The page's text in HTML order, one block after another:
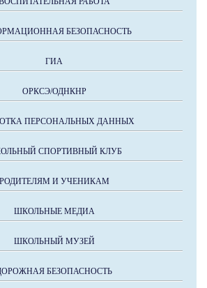
БЕЗОПАСНОСТЬ
ГИА
ОРКСЭ/ОДНКНР
ПЕРСОНАЛЬНЫХ ДАННЫХ
СПОРТИВНЫЙ КЛУБ
РОДИТЕЛЯМ И УЧЕНИКАМ
ШКОЛЬНЫЕ МЕДИА
ШКОЛЬНЫЙ МУЗЕЙ
БЕЗОПАСНОСТЬ